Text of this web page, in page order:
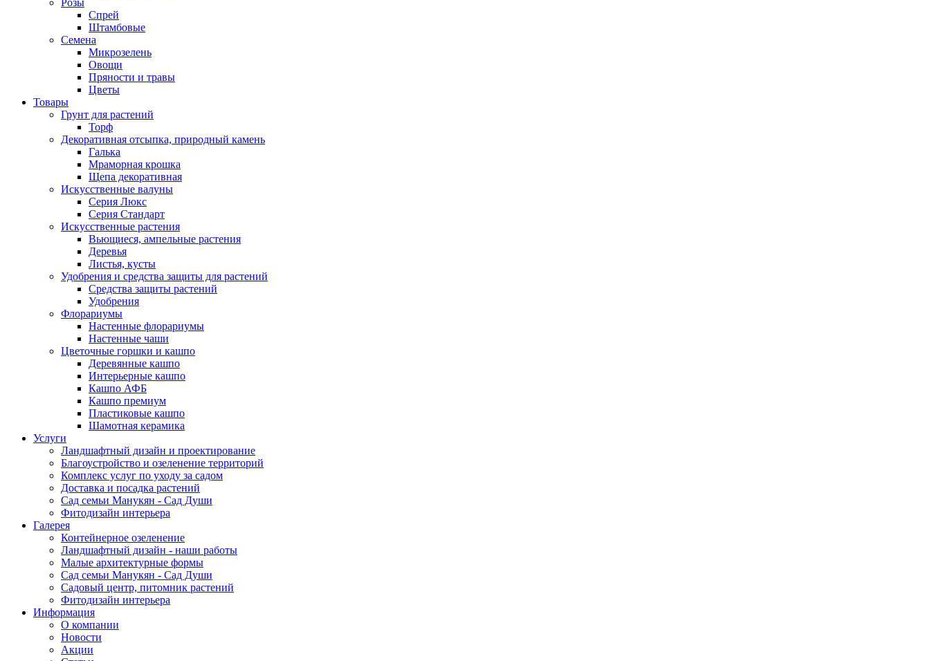
Розы
Спрей
Штамбовые
Семена
Микрозелень
Овощи
Пряности и травы
Цветы
Товары
Грунт для растений
Торф
Декоративная отсыпка, природный камень
Галька
Мраморная крошка
Щепа декоративная
Искусственные валуны
Серия Люкс
Серия Стандарт
Искусственные растения
Вьющиеся, ампельные растения
Деревья
Листья, кусты
Удобрения и средства защиты для растений
Средства защиты растений
Удобрения
Флорариумы
Настенные флорариумы
Настенные чаши
Цветочные горшки и кашпо
Деревянные кашпо
Интерьерные кашпо
Кашпо АФБ
Кашпо премиум
Пластиковые кашпо
Шамотная керамика
Услуги
Ландшафтный дизайн и проектирование
Благоустройство и озеленение территорий
Комплекс услуг по уходу за садом
Доставка и посадка растений
Сад семьи Манукян - Сад Души
Фитодизайн интерьера
Галерея
Контейнерное озеленение
Ландшафтный дизайн - наши работы
Малые архитектурные формы
Сад семьи Манукян - Сад Души
Садовый центр, питомник растений
Фитодизайн интерьера
Информация
О компании
Новости
Акции